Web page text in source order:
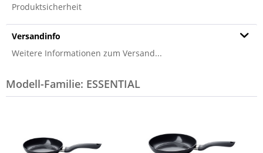
Produktsicherheit
Versandinfo
Weitere Informationen zum Versand...
Modell-Familie: ESSENTIAL